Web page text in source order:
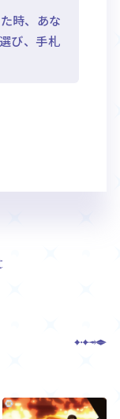
時、あな
び、手札